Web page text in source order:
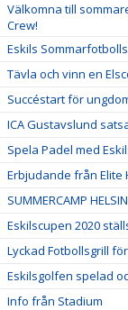
Välkomna till
Crew!
Eskils
Tävla och vinn en
Succéstart för
ICA Gustavslund
Spela Padel med
Erbjudande från Elite
SUMMERCAMP
Eskilscupen 2020
Lyckad Fotbollsgrill
Eskilsgolfen spelad
Info från Stadium